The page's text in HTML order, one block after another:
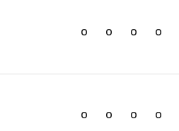
0 0 0 0
0 0 0 0